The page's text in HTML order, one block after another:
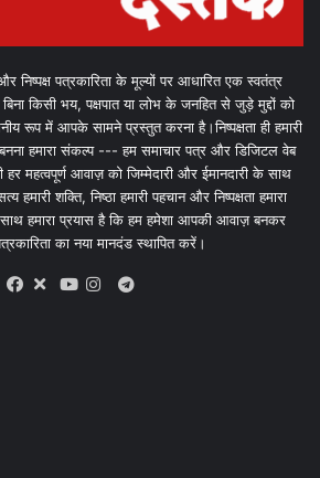
निष्पक्ष पत्रकारिता के मूल्यों पर आधारित एक स्वतंत्र
किसी भय, पक्षपात या लोभ के जनहित से जुड़े मुद्दों को
रूप में आपके सामने प्रस्तुत करना है।निष्पक्षता ही हमारी
हमारा संकल्प --- हम समाचार पत्र और डिजिटल वेब
महत्वपूर्ण आवाज़ को जिम्मेदारी और ईमानदारी के साथ
हमारी शक्ति, निष्ठा हमारी पहचान और निष्पक्षता हमारा
हमारा प्रयास है कि हम हमेशा आपकी आवाज़ बनकर
का नया मानदंड स्थापित करें।
X
Telegram